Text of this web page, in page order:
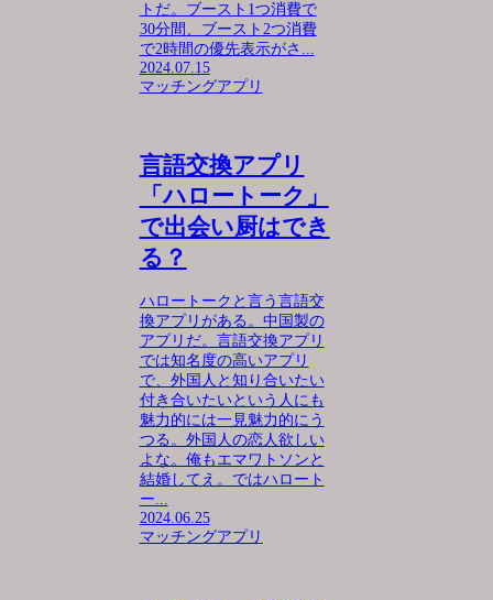
トだ。ブースト1つ消費で
30分間、ブースト2つ消費
で2時間の優先表示がさ...
2024.07.15
マッチングアプリ
言語交換アプリ
「ハロートーク」
で出会い厨はでき
る？
ハロートークと言う言語交
換アプリがある。中国製の
アプリだ。言語交換アプリ
では知名度の高いアプリ
で、外国人と知り合いたい
付き合いたいという人にも
魅力的には一見魅力的にう
つる。外国人の恋人欲しい
よな。俺もエマワトソンと
結婚してえ。ではハロート
ー...
2024.06.25
マッチングアプリ